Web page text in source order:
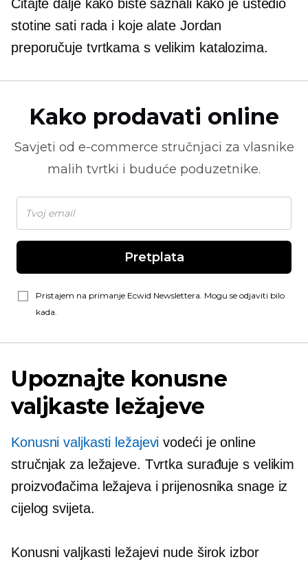
Čitajte dalje kako biste saznali kako je uštedio
stotine sati rada i koje alate Jordan
preporučuje tvrtkama s velikim katalozima.
Kako prodavati online
Savjeti od e-commerce stručnjaci za vlasnike
malih tvrtki i buduće poduzetnike.
Pretplata
Pristajem na primanje Ecwid Newslettera. Mogu se odjaviti bilo
kada.
Upoznajte konusne
valjkaste ležajeve
Konusni valjkasti ležajevi vodeći je online
stručnjak za ležajeve. Tvrtka surađuje s velikim
proizvođačima ležajeva i prijenosnika snage iz
cijelog svijeta.
Konusni valjkasti ležajevi nude širok izbor